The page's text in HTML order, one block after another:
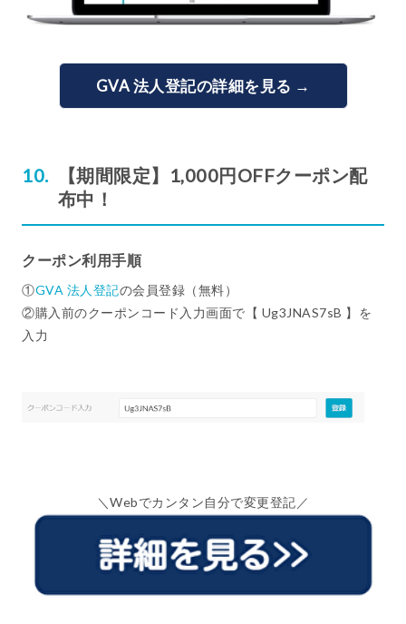
GVA 法人登記の詳細を見る →
【期間限定】1,000円OFFクーポン配
布中！
クーポン利用手順
①GVA 法人登記の会員登録（無料）
②購入前のクーポンコード入力画面で【 Ug3JNAS7sB 】を
入力
＼Webでカンタン自分で変更登記／